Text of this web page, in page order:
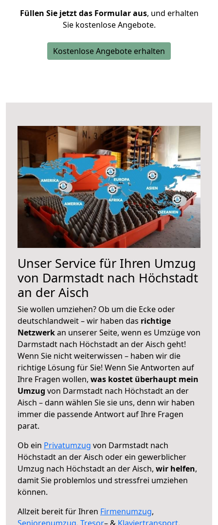
Füllen Sie jetzt das Formular aus, und erhalten
Sie kostenlose Angebote.
Kostenlose Angebote erhalten
Unser Service für Ihren Umzug
von Darmstadt nach Höchstadt
an der Aisch
Sie wollen umziehen? Ob um die Ecke oder
deutschlandweit – wir haben das richtige
Netzwerkan unserer Seite, wenn es Umzüge von
Darmstadt nach Höchstadt an der Aisch geht!
Wenn Sie nicht weiterwissen – haben wir die
richtige Lösung für Sie! Wenn Sie Antworten auf
Ihre Fragen wollen, was kostet überhaupt mein
Umzug von Darmstadt nach Höchstadt an der
Aisch – dann wählen Sie sie uns, denn wir haben
immer die passende Antwort auf Ihre Fragen
parat.
Ob ein Privatumzug von Darmstadt nach
Höchstadt an der Aisch oder ein gewerblicher
Umzug nach Höchstadt an der Aisch, wir helfen,
damit Sie problemlos und stressfrei umziehen
können.
Allzeit bereit für Ihren Firmenumzug,